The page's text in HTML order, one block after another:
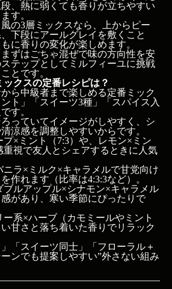
、熱に弱くても香りが立ちやすい
す。
の3層ミックスなら、上からピー
下段にアールグレイを敷くこと
に香りの変化が楽しめます。
ずはごちゃ混ぜで味の方向性を安
テップとしてミルフィーユに挑戦
とです。
クスの定番レシピは？
ら中級者まで楽しめる定番ミック
ト」「スイーツ3種」「スパイス入
す。
っていてイメージがしやすく、シ
涼感を調整しやすいからです。
プ×ミント（7:3）や、レモン×ミン
重視で友人とシェアするときに人気
ニラ×ミルク×キャラメルで甘党向け
作れます（比率は4:3:3など）。
ブルアップル×シナモン×キャラメル
があり、寒い季節にぴったりで
ー系×ハーブ（カモミールやミント
甘さと落ち着いた香りでリラック
」「スイーツ同士」「フローラル＋
ンでも提案しやすい”外さない組み
ントの比率はどう決める？
ごちゃ混ぜ、どちらで詰めるべき？
ャ ミックスの定番レシピは？
作り方：具体的な手順と注意点
ミックス手順
ックス例とその回避策
ミックスの考え方
ックスは何種類から始めるのが良
率は毎回変えた方が良いですか？
れくらい入れるのが無難ですか？
スイーツ系を混ぜても大丈夫？
ミルフィーユ、どちらが初心者向
とフレーバーは節約できますか？
を安定して再現するコツは？
変わり種ミックスはありますか？